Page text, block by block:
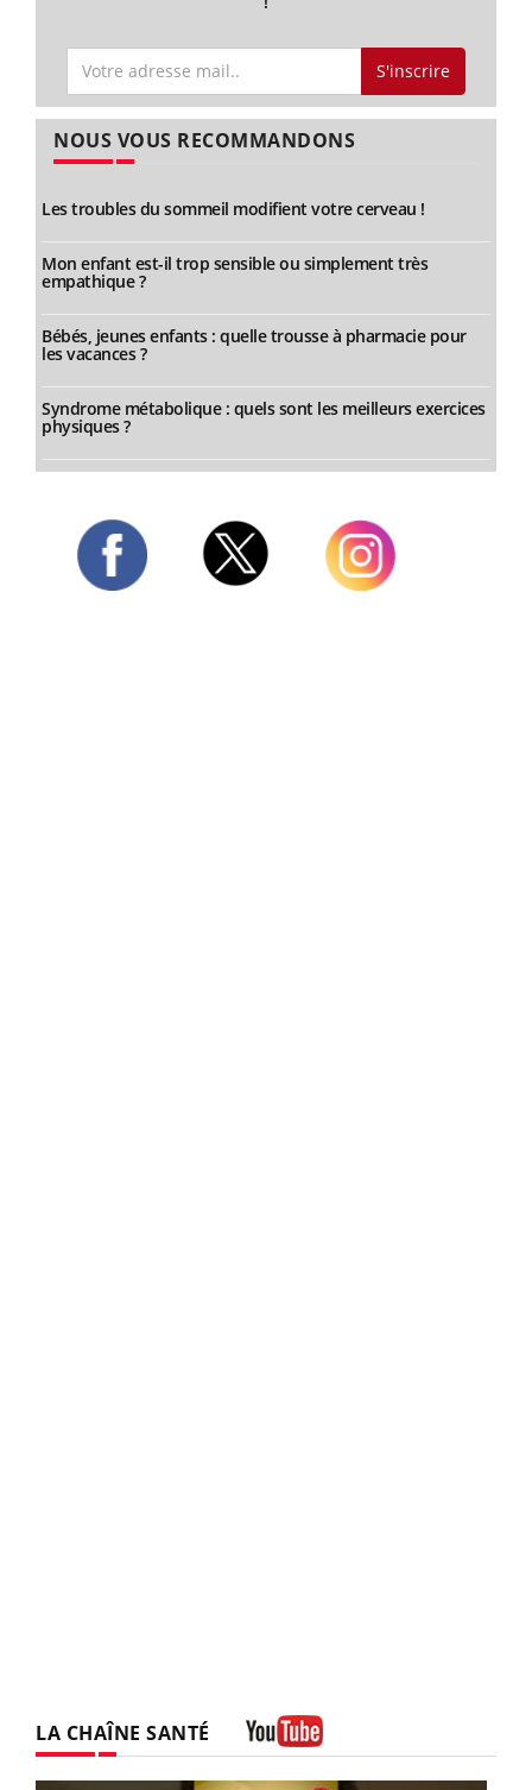
S'inscrire
NOUS VOUS RECOMMANDONS
Les troubles du sommeil modifient votre cerveau !
Mon enfant est-il trop sensible ou simplement très
empathique ?
Bébés, jeunes enfants : quelle trousse à pharmacie pour
les vacances ?
Syndrome métabolique : quels sont les meilleurs exercices
physiques ?
LA CHAÎNE SANTÉ